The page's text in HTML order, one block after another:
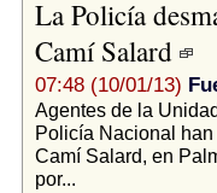
La Policía
Camí Salard
07:48 (10/01/13)
­Agentes de la
Policía Nacional
Camí Salard, en
por...